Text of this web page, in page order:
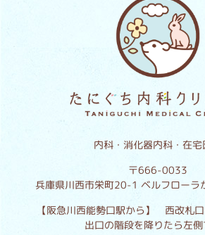
内科・消化器内科・在宅
〒666-0033
兵庫県川西市栄町20-1 ベルフローラ
【阪急川西能勢口駅から】 西改札
出口の階段を降りたら左